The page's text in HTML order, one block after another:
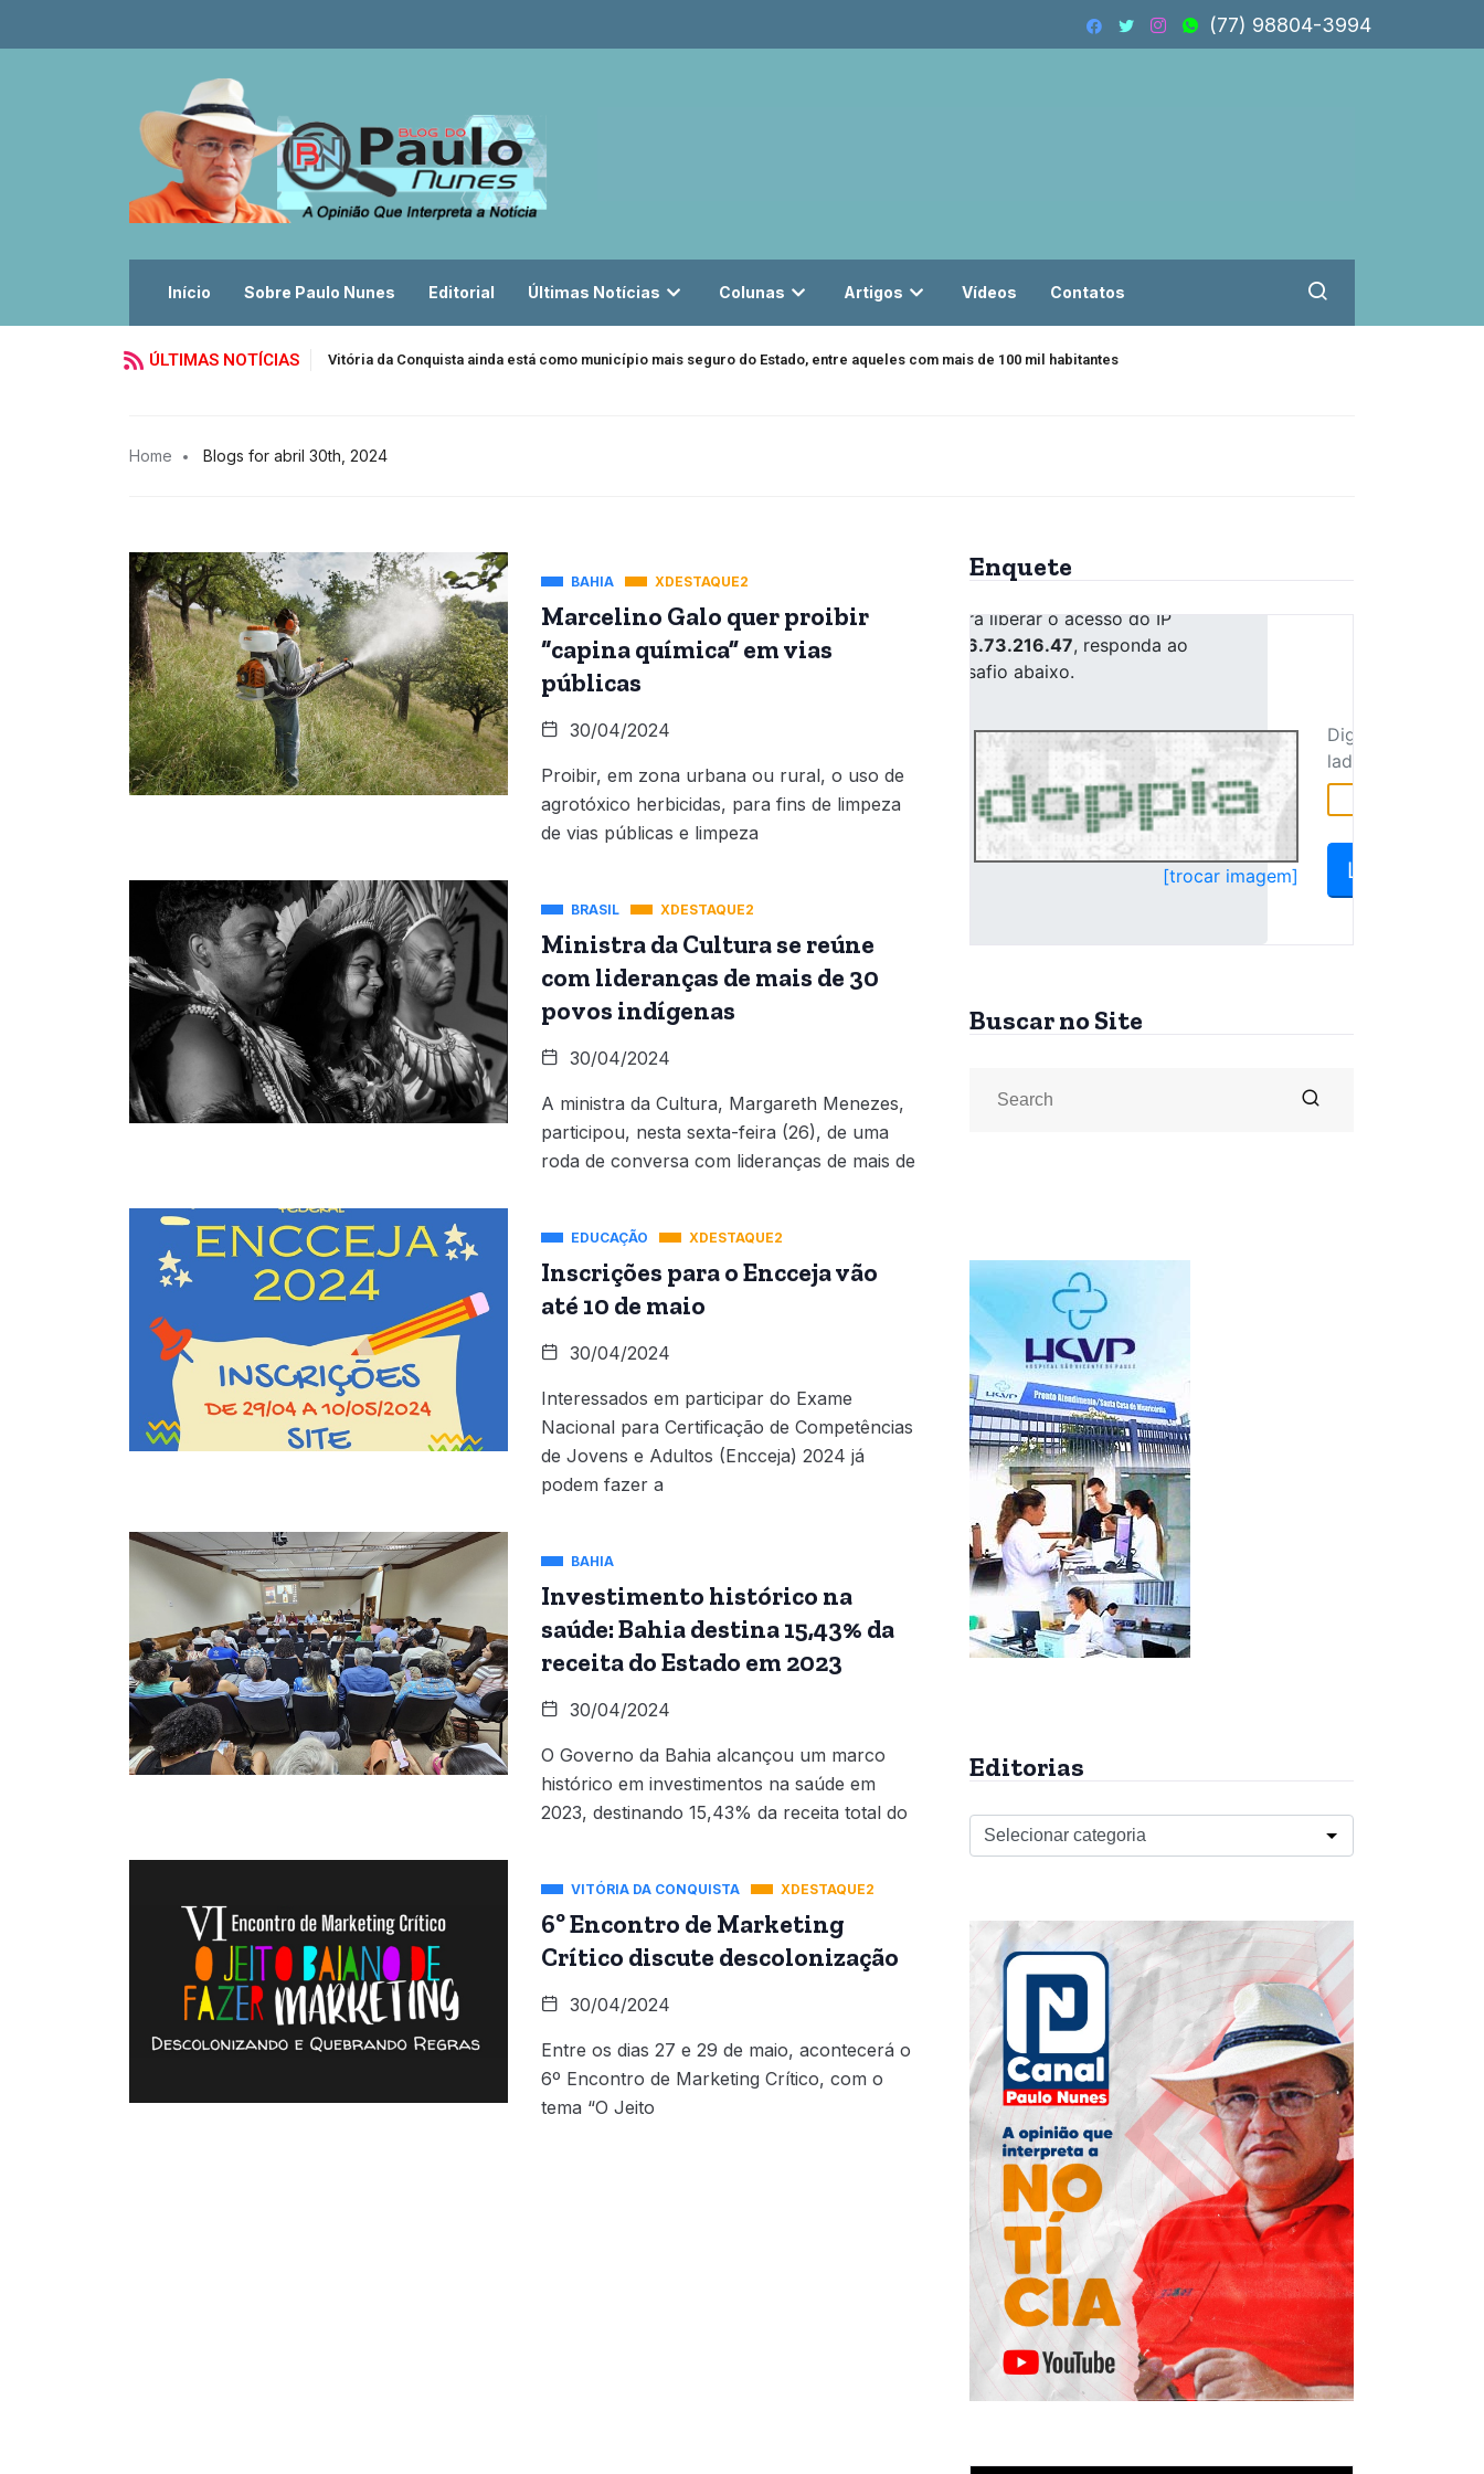
(77) 98804-3994
Início Sobre Paulo Nunes Editorial Últimas Notícias Colunas Artigos Vídeos Contatos
ÚLTIMAS NOTÍCIAS Vitória da Conquista ainda está como município mais seguro do Estado, entre aqueles com mais de 100 mil habitantes
Home Blogs for abril 30th, 2024
BAHIA XDESTAQUE2
Marcelino Galo quer proibir
“capina química” em vias
públicas
30/04/2024
Proibir, em zona urbana ou rural, o uso de
agrotóxico herbicidas, para fins de limpeza
de vias públicas e limpeza
BRASIL XDESTAQUE2
Ministra da Cultura se reúne
com lideranças de mais de 30
povos indígenas
30/04/2024
A ministra da Cultura, Margareth Menezes,
participou, nesta sexta-feira (26), de uma
roda de conversa com lideranças de mais de
EDUCAÇÃO XDESTAQUE2
Inscrições para o Encceja vão
até 10 de maio
30/04/2024
Interessados em participar do Exame
Nacional para Certificação de Competências
de Jovens e Adultos (Encceja) 2024 já
podem fazer a
BAHIA
Investimento histórico na
saúde: Bahia destina 15,43% da
receita do Estado em 2023
30/04/2024
O Governo da Bahia alcançou um marco
histórico em investimentos na saúde em
2023, destinando 15,43% da receita total do
VITÓRIA DA CONQUISTA XDESTAQUE2
6º Encontro de Marketing
Crítico discute descolonização
30/04/2024
Entre os dias 27 e 29 de maio, acontecerá o
6º Encontro de Marketing Crítico, com o
tema “O Jeito
Enquete
Buscar no Site
Editorias